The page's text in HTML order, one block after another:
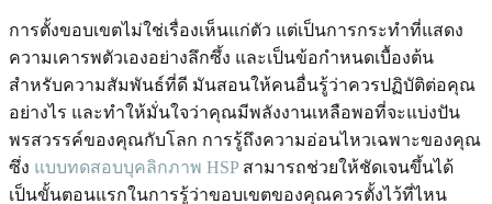
การตั้งขอบเขตไม่ใช่เรื่องเห็นแก่ตัว แต่เป็นการกระทำที่แสดง
ความเคารพตัวเองอย่างลึกซึ้ง และเป็นข้อกำหนดเบื้องต้น
สำหรับความสัมพันธ์ที่ดี มันสอนให้คนอื่นรู้ว่าควรปฏิบัติต่อคุณ
อย่างไร และทำให้มั่นใจว่าคุณมีพลังงานเหลือพอที่จะแบ่งปัน
พรสวรรค์ของคุณกับโลก การรู้ถึงความอ่อนไหวเฉพาะของคุณ
ซึ่ง แบบทดสอบบุคลิกภาพ HSPสามารถช่วยให้ชัดเจนขึ้นได้
เป็นขั้นตอนแรกในการรู้ว่าขอบเขตของคุณควรตั้งไว้ที่ไหน